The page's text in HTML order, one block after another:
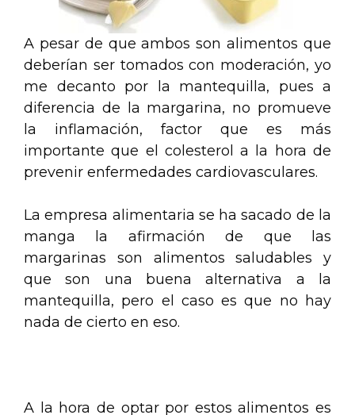
A pesar de que ambos son alimentos que
deberían ser tomados con moderación, yo
me decanto por la mantequilla, pues a
diferencia de la margarina, no promueve
la inflamación, factor que es más
importante que el colesterol a la hora de
prevenir enfermedades cardiovasculares.
La empresa alimentaria se ha sacado de la
manga la afirmación de que las
margarinas son alimentos saludables y
que son una buena alternativa a la
mantequilla, pero el caso es que no hay
nada de cierto en eso.
A la hora de optar por estos alimentos es